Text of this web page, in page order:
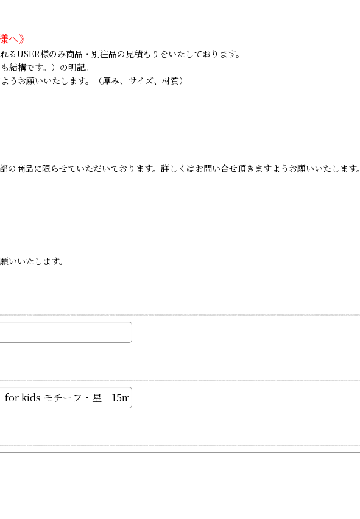
へ》
USER様のみ商品・別注品の見積もりをいたしております。
結構です。）の明記。
お願いいたします。（厚み、サイズ、材質）
商品に限らせていただいております。詳しくはお問い合せ頂きますようお願いいたします。
いいたします。